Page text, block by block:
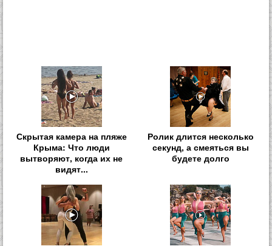
Скрытая камера на пляже
Крыма: Что люди
вытворяют, когда их не
видят...
Ролик длится несколько
секунд, а смеяться вы
будете долго